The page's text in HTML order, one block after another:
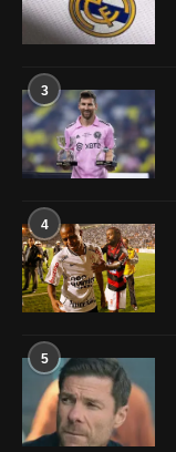
3
4
5